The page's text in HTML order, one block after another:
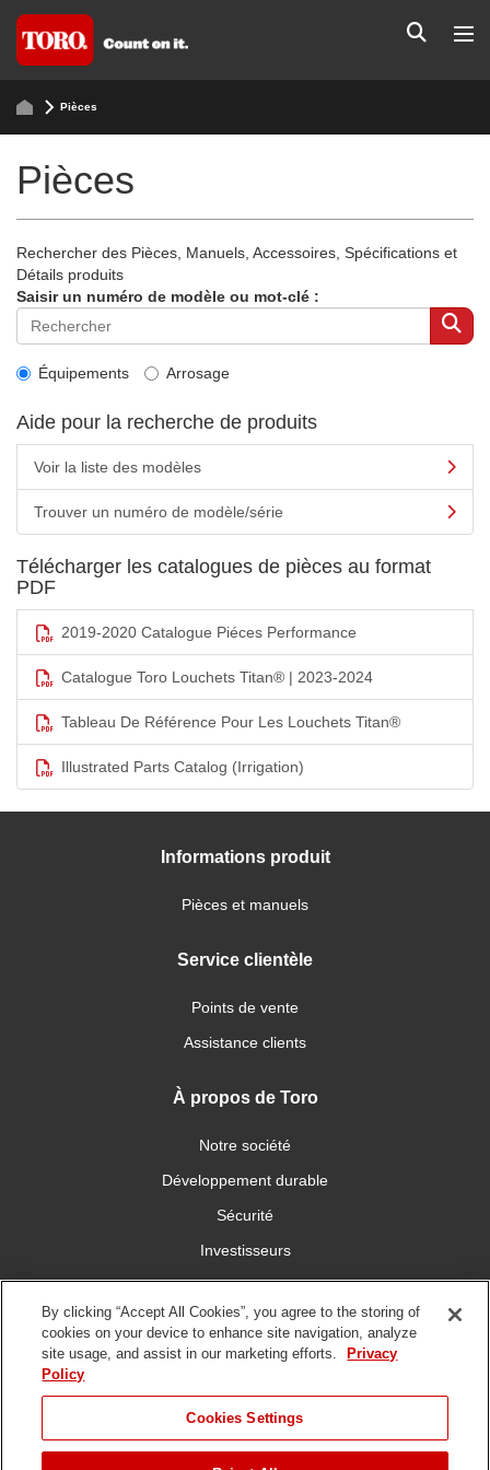
Pièces
Pièces
Rechercher des Pièces, Manuels, Accessoires, Spécifications et
Détails produits
Saisir un numéro de modèle ou mot-clé :
Équipements Arrosage
Aide pour la recherche de produits
Voir la liste des modèles
Trouver un numéro de modèle/série
Télécharger les catalogues de pièces au format
PDF
2019-2020 Catalogue Piéces Performance
Catalogue Toro Louchets Titan® | 2023-2024
Tableau De Référence Pour Les Louchets Titan®
Illustrated Parts Catalog (Irrigation)
Informations produit
Pièces et manuels
Service clientèle
Points de vente
Assistance clients
À propos de Toro
Notre société
Développement durable
Sécurité
Investisseurs
Carrières
Connectez-vous avec nous
By clicking “Accept All Cookies”, you agree to the storing of
cookies on your device to enhance site navigation, analyze
site usage, and assist in our marketing efforts.
Privacy
Policy
Cookies Settings